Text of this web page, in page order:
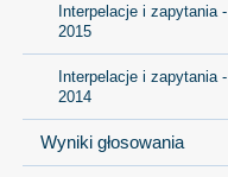
Interpelacje i zapytania -
2015
Interpelacje i zapytania -
2014
Wyniki głosowania